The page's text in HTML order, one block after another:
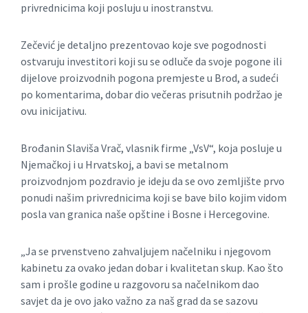
privrednicima koji posluju u inostranstvu.
Zečević je detaljno prezentovao koje sve pogodnosti
ostvaruju investitori koji su se odluče da svoje pogone ili
dijelove proizvodnih pogona premjeste u Brod, a sudeći
po komentarima, dobar dio večeras prisutnih podržao je
ovu inicijativu.
Brođanin Slaviša Vrač, vlasnik firme „VsV“, koja posluje u
Njemačkoj i u Hrvatskoj, a bavi se metalnom
proizvodnjom pozdravio je ideju da se ovo zemljište prvo
ponudi našim privrednicima koji se bave bilo kojim vidom
posla van granica naše opštine i Bosne i Hercegovine.
„Ja se prvenstveno zahvaljujem načelniku i njegovom
kabinetu za ovako jedan dobar i kvalitetan skup. Kao što
sam i prošle godine u razgovoru sa načelnikom dao
savjet da je ovo jako važno za naš grad da se sazovu